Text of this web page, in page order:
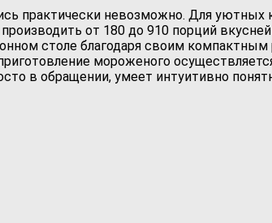
практически невозможно. Для уютных
от 180 до 910 порций
столе благодаря своим
мороженого
в обращении, умеет интуитивно